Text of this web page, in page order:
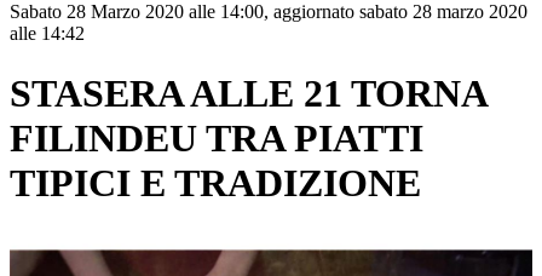
Sabato 28 Marzo 2020 alle 14:00, aggiornato sabato 28 marzo 2020
alle 14:42
STASERA ALLE 21 TORNA
FILINDEU TRA PIATTI
TIPICI E TRADIZIONE